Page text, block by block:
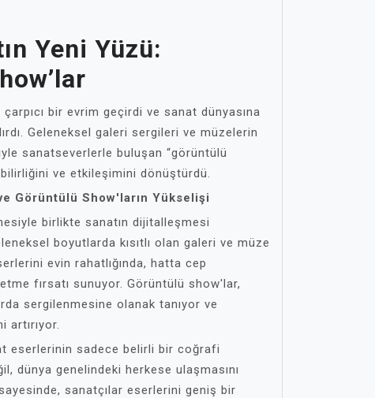
Yeni Yüzü:
bir evrim geçirdi ve sanat dünyasına
Geleneksel galeri sergileri ve müzelerin
sanatseverlerle buluşan “görüntülü
ve etkileşimini dönüştürdü.
Görüntülü Show'ların Yükselişi
birlikte sanatın dijitalleşmesi
boyutlarda kısıtlı olan galeri ve müze
evin rahatlığında, hatta cep
fırsatı sunuyor. Görüntülü show'lar,
sergilenmesine olanak tanıyor ve
artırıyor.
eserlerinin sadece belirli bir coğrafi
dünya genelindeki herkese ulaşmasını
sanatçılar eserlerini geniş bir